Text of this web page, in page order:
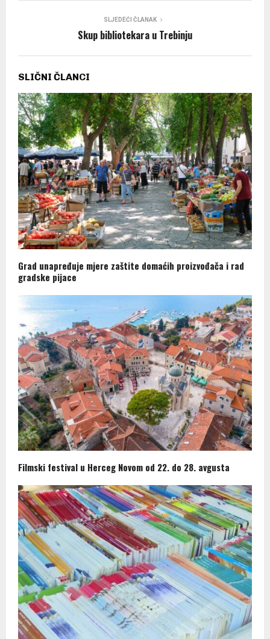
SLJEDEĆI ČLANAK
Skup bibliotekara u Trebinju
SLIČNI ČLANCI
Grad unapređuje mjere zaštite domaćih proizvođača i rad
gradske pijace
Filmski festival u Herceg Novom od 22. do 28. avgusta